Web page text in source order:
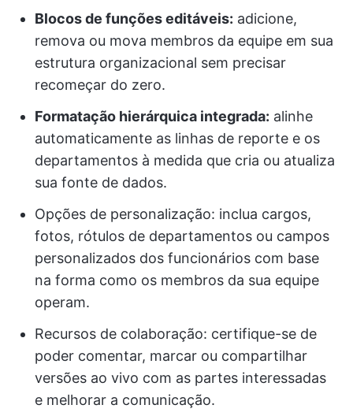
Blocos de funções editáveis: adicione,
remova ou mova membros da equipe em sua
estrutura organizacional sem precisar
recomeçar do zero.
Formatação hierárquica integrada: alinhe
automaticamente as linhas de reporte e os
departamentos à medida que cria ou atualiza
sua fonte de dados.
Opções de personalização: inclua cargos,
fotos, rótulos de departamentos ou campos
personalizados dos funcionários com base
na forma como os membros da sua equipe
operam.
Recursos de colaboração: certifique-se de
poder comentar, marcar ou compartilhar
versões ao vivo com as partes interessadas
e melhorar a comunicação.